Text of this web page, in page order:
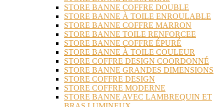
STORE BANNE COFFRE DOUBLE
STORE BANNE À TOILE ENROULABLE
STORE BANNE COFFRE MARRON
STORE BANNE TOILE RENFORCEE
STORE BANNE COFFRE ÉPURÉ
STORE BANNE À TOILE COULEUR
STORE COFFRE DESIGN COORDONNÉ
STORE BANNE GRANDES DIMENSIONS
STORE COFFRE DESIGN
STORE COFFRE MODERNE
STORE BANNE AVEC LAMBREQUIN ET